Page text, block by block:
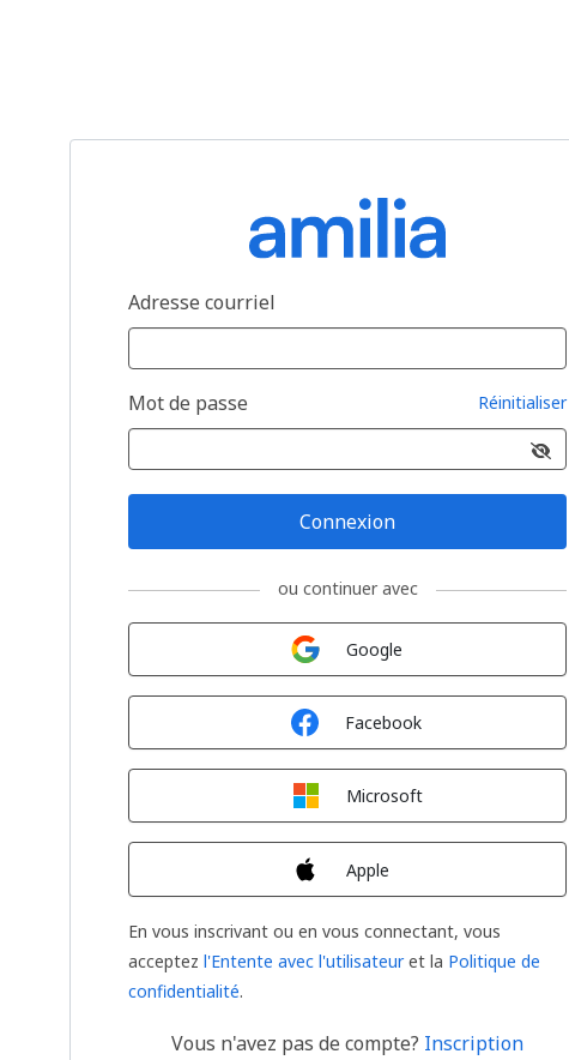
Adresse courriel
Mot de passe Réinitialiser
Connexion
ou continuer avec
Google
Facebook
Microsoft
Apple
En vous inscrivant ou en vous connectant, vous
acceptez l'Entente avec l'utilisateuret la Politique de
confidentialité.
Vous n'avez pas de compte? Inscription